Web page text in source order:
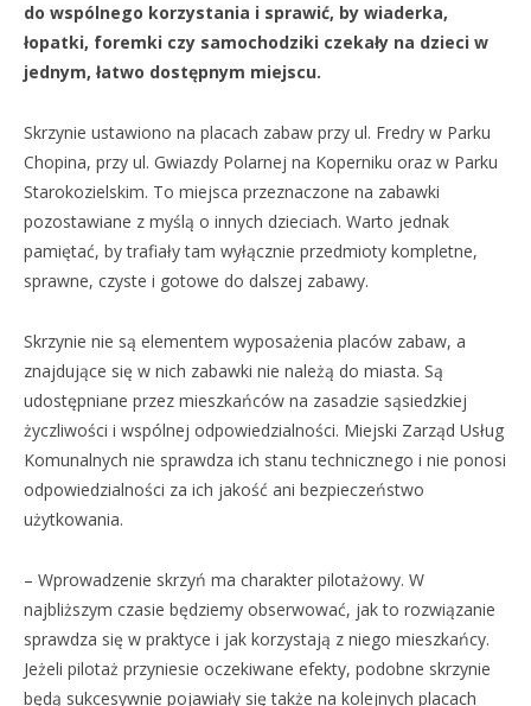
do wspólnego korzystania i sprawić, by wiaderka,
łopatki, foremki czy samochodziki czekały na dzieci w
jednym, łatwo dostępnym miejscu.
Skrzynie ustawiono na placach zabaw przy ul. Fredry w Parku
Chopina, przy ul. Gwiazdy Polarnej na Koperniku oraz w Parku
Starokozielskim. To miejsca przeznaczone na zabawki
pozostawiane z myślą o innych dzieciach. Warto jednak
pamiętać, by trafiały tam wyłącznie przedmioty kompletne,
sprawne, czyste i gotowe do dalszej zabawy.
Skrzynie nie są elementem wyposażenia placów zabaw, a
znajdujące się w nich zabawki nie należą do miasta. Są
udostępniane przez mieszkańców na zasadzie sąsiedzkiej
życzliwości i wspólnej odpowiedzialności. Miejski Zarząd Usług
Komunalnych nie sprawdza ich stanu technicznego i nie ponosi
odpowiedzialności za ich jakość ani bezpieczeństwo
użytkowania.
– Wprowadzenie skrzyń ma charakter pilotażowy. W
najbliższym czasie będziemy obserwować, jak to rozwiązanie
sprawdza się w praktyce i jak korzystają z niego mieszkańcy.
Jeżeli pilotaż przyniesie oczekiwane efekty, podobne skrzynie
będą sukcesywnie pojawiały się także na kolejnych placach